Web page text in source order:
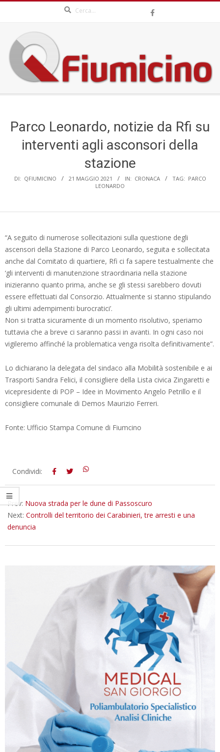
content
QFIUMICINO.COM
MenuParco Leonardo, notizie da Rfi su
interventi agli asconsori della
stazione
DI: QFIUMICINO 21 MAGGIO 2021 IN: CRONACA TAG: PARCO
LEONARDO
“A seguito di numerose sollecitazioni sulla questione degli
ascensori della Stazione di Parco Leonardo, seguita e sollecitata
anche dal Comitato di quartiere, Rfi ci fa sapere testualmente che
‘gli interventi di manutenzione straordinaria nella stazione
inizieranno quanto prima, anche se gli stessi sarebbero dovuti
essere effettuati dal Consorzio. Attualmente si stanno stipulando
gli ultimi adempimenti burocratici’.
Non si tratta sicuramente di un momento risolutivo, speriamo
tuttavia che a breve ci saranno passi in avanti. In ogni caso noi
vigileremo affinché la problematica venga risolta definitivamente”.
Lo dichiarano la delegata del sindaco alla Mobilità sostenibile e ai
Trasporti Sandra Felici, il consigliere della Lista civica Zingaretti e
vicepresidente di POP – Idee in Movimento Angelo Petrillo e il
consigliere comunale di Demos Maurizio Ferreri.
Fonte: Ufficio Stampa Comune di Fiumcino
2021-
21
Condividi:
Prev: Nuova strada per le dune di Passoscuro
Next: Controlli del territorio dei Carabinieri, tre arresti e una
denuncia